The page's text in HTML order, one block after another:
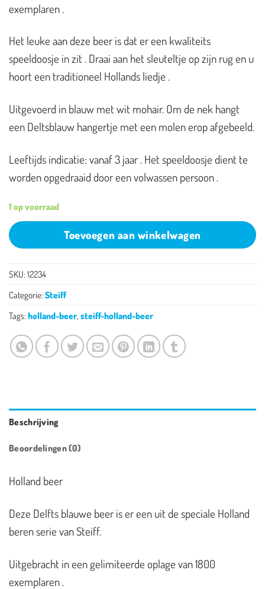
exemplaren .
Het leuke aan deze beer is dat er een kwaliteits
speeldoosje in zit . Draai aan het sleuteltje op zijn rug en u
hoort een traditioneel Hollands liedje .
Uitgevoerd in blauw met wit mohair. Om de nek hangt
een Deltsblauw hangertje met een molen erop afgebeeld.
Leeftijds indicatie: vanaf 3 jaar . Het speeldoosje dient te
worden opgedraaid door een volwassen persoon .
1 op voorraad
Toevoegen aan winkelwagen
SKU: 12234
Categorie: Steiff
Tags: holland-beer, steiff-holland-beer
Beschrijving
Beoordelingen (0)
Holland beer
Deze Delfts blauwe beer is er een uit de speciale Holland
beren serie van Steiff.
Uitgebracht in een gelimiteerde oplage van 1800
exemplaren .